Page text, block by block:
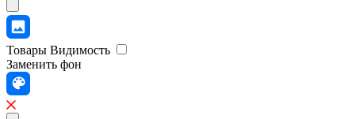
Товары Видимость
Заменить фон